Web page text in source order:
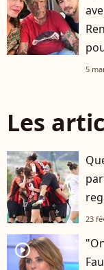
5
Les
23
player2